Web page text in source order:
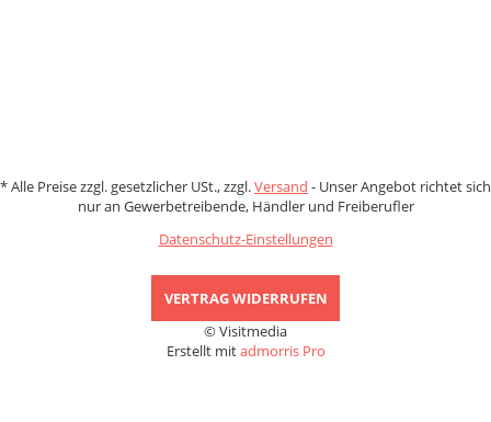
*Alle Preise zzgl. gesetzlicher USt., zzgl.Versand - Unser Angebot richtet sich
nur an Gewerbetreibende, Händler und Freiberufler
Datenschutz-Einstellungen
VERTRAG WIDERRUFEN
© Visitmedia
Erstellt mitadmorris Pro